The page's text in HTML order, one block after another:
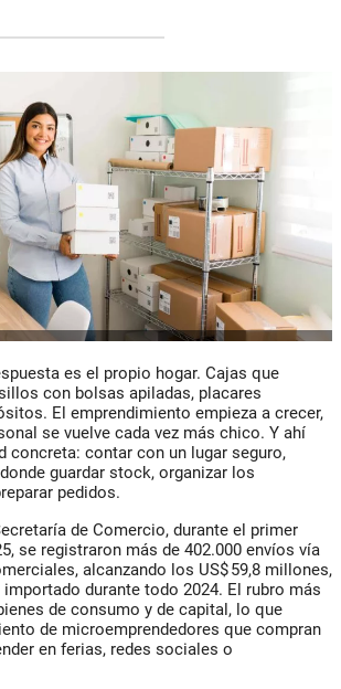
es el propio hogar. Cajas que
con bolsas apiladas, placares
El emprendimiento empieza a crecer,
se vuelve cada vez más chico. Y ahí
concreta: contar con un lugar seguro,
guardar stock, organizar los
pedidos.
de Comercio, durante el primer
se registraron más de 402.000 envíos vía
alcanzando los US$ 59,8 millones,
durante todo 2024. El rubro más
de consumo y de capital, lo que
de microemprendedores que compran
en ferias, redes sociales o